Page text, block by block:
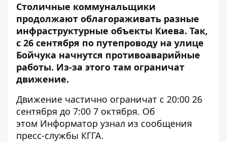
Столичные коммунальщики
продолжают облагораживать разные
инфраструктурные объекты Киева. Так,
с 26 сентября по путепроводу на улице
Бойчука начнутся противоаварийные
работы. Из-за этого там ограничат
движение.
Движение частично ограничат с 20:00 26
сентября до 7:00 7 октября. Об
этом Информатор узнал из сообщения
пресс-службы КГГА.